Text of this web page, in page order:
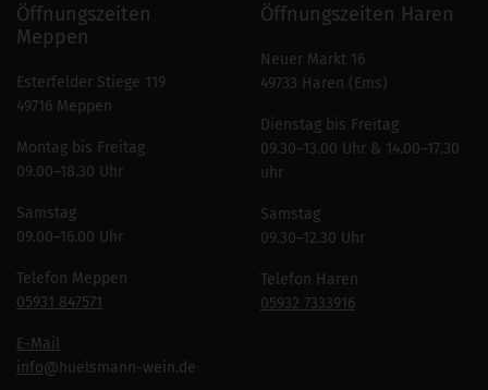
Öffnungszeiten
Meppen
Esterfelder Stiege 119
49716 Meppen
Montag bis Freitag
09.00–18.30 Uhr
Samstag
09.00–16.00 Uhr
Telefon Meppen
05931 847571
E-Mail
info@huelsmann-wein.de
Öffnungszeiten Haren
Neuer Markt 16
49733 Haren (Ems)
Dienstag bis Freitag
09.30–13.00 Uhr & 14.00–17.30
uhr
Samstag
09.30–12.30 Uhr
Telefon Haren
05932 7333916